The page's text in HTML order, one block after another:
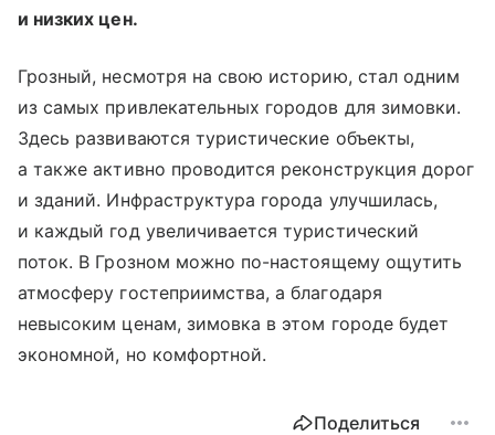
и низких цен.
Грозный, несмотря на свою историю, стал одним
из самых привлекательных городов для зимовки.
Здесь развиваются туристические объекты,
а также активно проводится реконструкция дорог
и зданий. Инфраструктура города улучшилась,
и каждый год увеличивается туристический
поток. В Грозном можно по-настоящему ощутить
атмосферу гостеприимства, а благодаря
невысоким ценам, зимовка в этом городе будет
экономной, но комфортной.
Поделиться